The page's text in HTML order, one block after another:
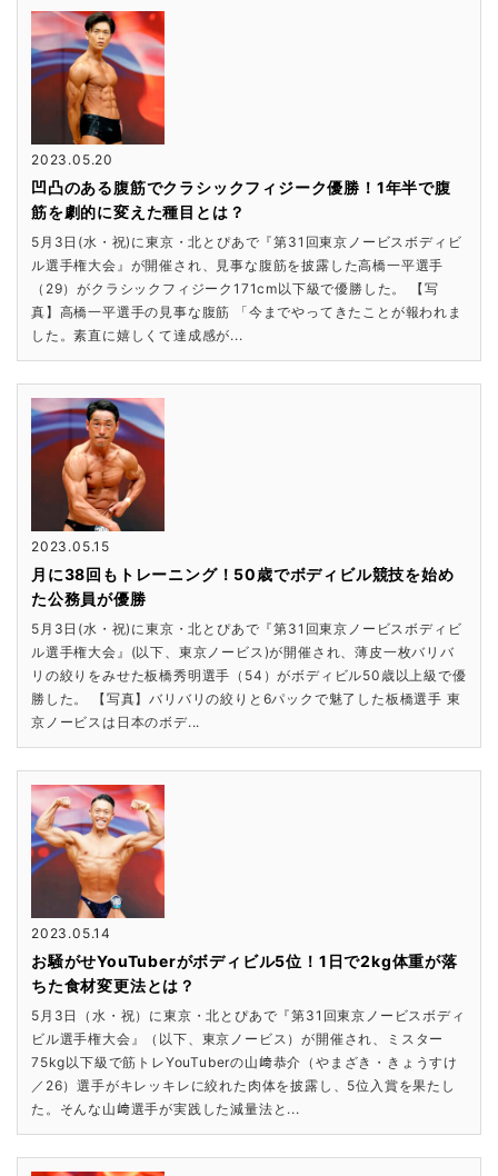
2023.05.20
凹凸のある腹筋でクラシックフィジーク優勝！1年半で腹
筋を劇的に変えた種目とは？
5月3日(水・祝)に東京・北とぴあで『第31回東京ノービスボディビ
ル選手権大会』が開催され、見事な腹筋を披露した高橋一平選手
（29）がクラシックフィジーク171cm以下級で優勝した。 【写
真】高橋一平選手の見事な腹筋 「今までやってきたことが報われま
した。素直に嬉しくて達成感が...
2023.05.15
月に38回もトレーニング！50歳でボディビル競技を始め
た公務員が優勝
5月3日(水・祝)に東京・北とぴあで『第31回東京ノービスボディビ
ル選手権大会』(以下、東京ノービス)が開催され、薄皮一枚バリバ
リの絞りをみせた板橋秀明選手（54）がボディビル50歳以上級で優
勝した。 【写真】バリバリの絞りと6パックで魅了した板橋選手 東
京ノービスは日本のボデ...
2023.05.14
お騒がせYouTuberがボディビル5位！1日で2kg体重が落
ちた食材変更法とは？
5月3日（水・祝）に東京・北とぴあで『第31回東京ノービスボディ
ビル選手権大会』（以下、東京ノービス）が開催され、ミスター
75kg以下級で筋トレYouTuberの山﨑恭介（やまざき・きょうすけ
／26）選手がキレッキレに絞れた肉体を披露し、5位入賞を果たし
た。そんな山﨑選手が実践した減量法と...